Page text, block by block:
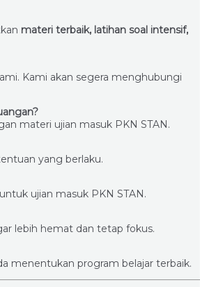
materi terbaik, latihan soal intensif,
Kami akan segera menghubungi
materi ujian masuk PKN STAN.
yang berlaku.
ujian masuk PKN STAN.
lebih hemat dan tetap fokus.
menentukan program belajar terbaik.